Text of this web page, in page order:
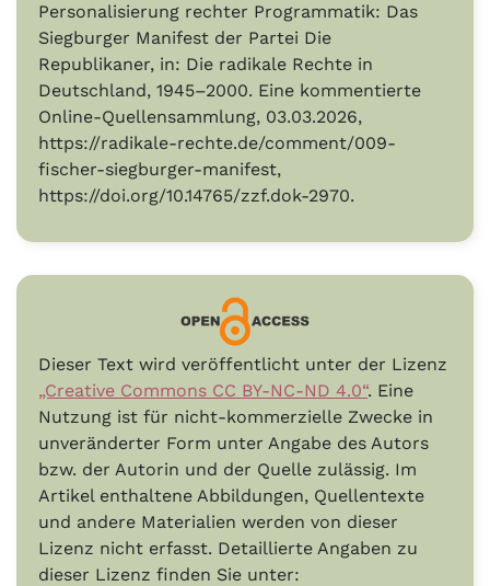
Personalisierung rechter Programmatik: Das
Siegburger Manifest der Partei Die
Republikaner, in: Die radikale Rechte in
Deutschland, 1945–2000. Eine kommentierte
Online-Quellensammlung, 03.03.2026,
https://radikale-rechte.de/comment/009-
fischer-siegburger-manifest,
https://doi.org/10.14765/zzf.dok-2970.
Dieser Text wird veröffentlicht unter der Lizenz
„Creative Commons CC BY-NC-ND 4.0“. Eine
Nutzung ist für nicht-kommerzielle Zwecke in
unveränderter Form unter Angabe des Autors
bzw. der Autorin und der Quelle zulässig. Im
Artikel enthaltene Abbildungen, Quellentexte
und andere Materialien werden von dieser
Lizenz nicht erfasst. Detaillierte Angaben zu
dieser Lizenz finden Sie unter: